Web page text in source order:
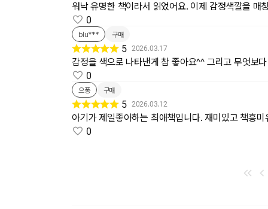
워낙 유명한 책이라서 읽었어요. 이제 감정색깔을 매
0
blu*** 구매
5 2026.03.17
감정을 색으로 나타낸게 참 좋아요^^ 그리고 무엇보
0
으퐁 구매
5 2026.03.12
아기가 제일좋아하는 최애책입니다. 재미있고 책흥
0